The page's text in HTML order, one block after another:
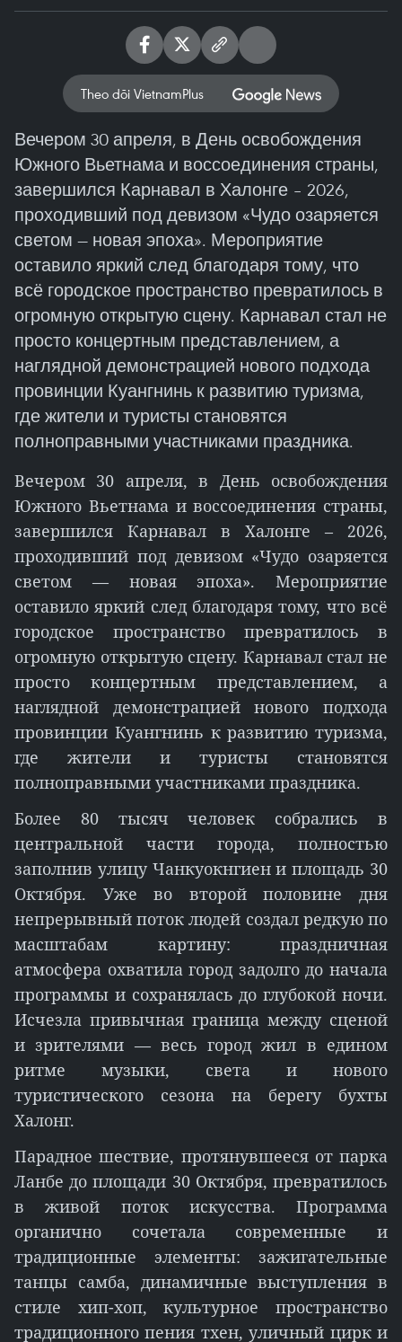
Theo dõi VietnamPlus
Вечером 30 апреля, в День освобождения
Южного Вьетнама и воссоединения страны,
завершился Карнавал в Халонге – 2026,
проходивший под девизом «Чудо озаряется
светом — новая эпоха». Мероприятие
оставило яркий след благодаря тому, что
всё городское пространство превратилось в
огромную открытую сцену. Карнавал стал не
просто концертным представлением, а
наглядной демонстрацией нового подхода
провинции Куангнинь к развитию туризма,
где жители и туристы становятся
полноправными участниками праздника.
Вечером 30 апреля, в День освобождения
Южного Вьетнама и воссоединения страны,
завершился Карнавал в Халонге – 2026,
проходивший под девизом «Чудо озаряется
светом — новая эпоха». Мероприятие
оставило яркий след благодаря тому, что всё
городское пространство превратилось в
огромную открытую сцену. Карнавал стал не
просто концертным представлением, а
наглядной демонстрацией нового подхода
провинции Куангнинь к развитию туризма,
где жители и туристы становятся
полноправными участниками праздника.
Более 80 тысяч человек собрались в
центральной части города, полностью
заполнив улицу Чанкуокнгиен и площадь 30
Октября. Уже во второй половине дня
непрерывный поток людей создал редкую по
масштабам картину: праздничная
атмосфера охватила город задолго до начала
программы и сохранялась до глубокой ночи.
Исчезла привычная граница между сценой
и зрителями — весь город жил в едином
ритме музыки, света и нового
туристического сезона на берегу бухты
Халонг.
Парадное шествие, протянувшееся от парка
Ланбе до площади 30 Октября, превратилось
в живой поток искусства. Программа
органично сочетала современные и
традиционные элементы: зажигательные
танцы самба, динамичные выступления в
стиле хип-хоп, культурное пространство
традиционного пения тхен, уличный цирк и